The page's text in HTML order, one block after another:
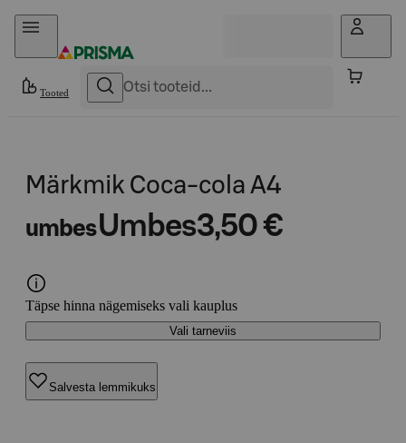
Otse sisu juurde
Tooted
Märkmik Coca-cola A4
umbesUmbes3,50 €
Täpse hinna nägemiseks vali kauplus
Vali tarneviis
Salvesta lemmikuks